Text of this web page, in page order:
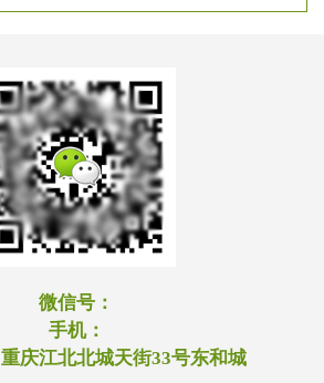
微信号：
手机：
重庆江北北城天街33号东和城